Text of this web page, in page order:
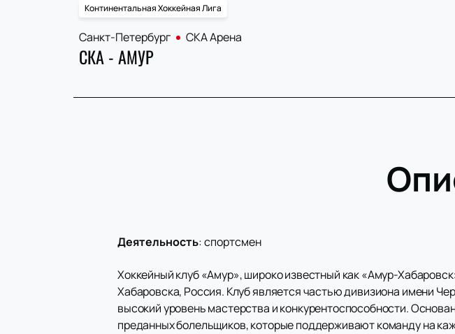
Континентальная Хоккейная Лига
Санкт-Петербург СКА Арена
СКА - АМУР
Деятельность:спортсмен
Хоккейный клуб «Амур», широко известный как «Амур-
Хабаровска, Россия. Клуб является частью дивизиона имени
высокий уровень мастерства и конкурентоспособности.
преданных болельщиков, которые поддерживают команду на